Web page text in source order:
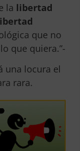
la libertad
que no
que quiera.”-
una locura el
rara.